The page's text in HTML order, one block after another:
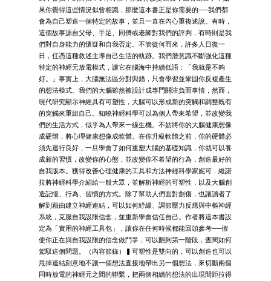
果你覺得這些情況似曾相識，那麼這本書正是你需要的──我們都
會為自己塑造一個特定的故事，並且一直在內心重複述說。有時，
這個故事源自父母、手足、同儕或老師對我們的評判，有時則是我
們對自身能力的懷疑和自我否定。不管從何而來，許多人日復一
日，任憑這種敘述主導自己生活的軌跡。我們潛意識不斷強化這種
特定的神經元放電模式，讓它在腦海中持續低語：「我就是不夠
好。」事實上，大腦無法區分對與錯，只會學習並鞏固你反複產生
的想法模式。我們的大腦雖然被設計成專門關注負面事情，然而，
現代研究顯示神經具有可塑性，大腦可以形成新的突觸和調整既有
的突觸來重組自己。知曉神經科學可以為個人帶來希望，並改變我
們的生活方式，似乎為人帶來一線生機。不妨將你的大腦健康想像
成硬體，將心理健康想像成軟體。在你升級軟體之前，你的硬體必
須先運行良好，一旦學會了如何重塑大腦的基礎知識，你就可以養
成新的習慣，改變你的心態，並改變你不希望的行為，創造最好的
自我版本。獲得改善心理健康的工具和方法神經科學家妮可．維諾
拉將神經科學介紹給一般大眾，並解析神經的可塑性，以及大腦創
造記憶、行為、習慣的方式。除了幫助人們面對創傷，也讓讀者了
解到藉由建立神經連結，可以如何紓緩、調節壓力反應與中樞神經
系統，克服自我設限信念，並重新學會信任自己。作者將這本書設
定為「實用的神經工具包」，讓你在任何時候都能回頭參考──假
使你正在與自我設限的信念做鬥爭，可以翻到第一階段，查閱如何
駕馭這個問題。（內容節錄）▍可塑性是雙向的，可以創造也可以
甩掉連結刻意地不讓一個想法直接地帶出另一個想法，來切斷兩個
同時放電的神經元之間的聯繫，把兩個相續的想法的出現間距拉得